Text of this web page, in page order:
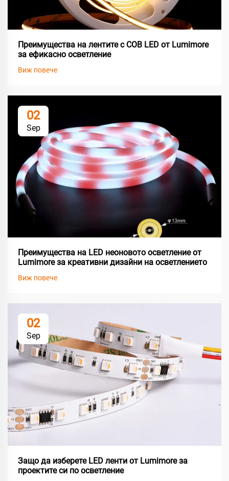
Преимущества на лентите с COB LED от Lumimore
за ефикасно осветление
Виж повече
02
Sep
Преимущества на LED неоновото осветление от
Lumimore за креативни дизайни на осветлението
Виж повече
02
Sep
Защо да изберете LED ленти от Lumimore за
проектите си по осветление